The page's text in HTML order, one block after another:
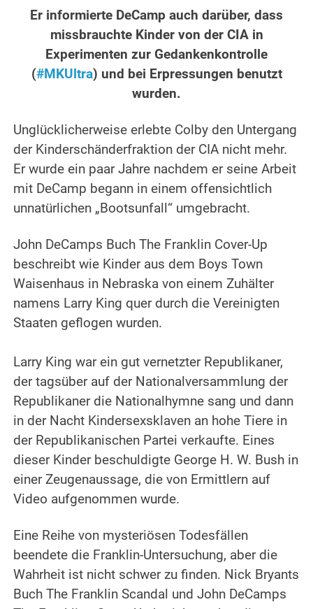
Er informierte DeCamp auch darüber, dass
missbrauchte Kinder von der CIA in
Experimenten zur Gedankenkontrolle
(#MKUltra) und bei Erpressungen benutzt
wurden.
Unglücklicherweise erlebte Colby den Untergang
der Kinderschänderfraktion der CIA nicht mehr.
Er wurde ein paar Jahre nachdem er seine Arbeit
mit DeCamp begann in einem offensichtlich
unnatürlichen „Bootsunfall“ umgebracht.
John DeCamps Buch The Franklin Cover-Up
beschreibt wie Kinder aus dem Boys Town
Waisenhaus in Nebraska von einem Zuhälter
namens Larry King quer durch die Vereinigten
Staaten geflogen wurden.
Larry King war ein gut vernetzter Republikaner,
der tagsüber auf der Nationalversammlung der
Republikaner die Nationalhymne sang und dann
in der Nacht Kindersexsklaven an hohe Tiere in
der Republikanischen Partei verkaufte. Eines
dieser Kinder beschuldigte George H. W. Bush in
einer Zeugenaussage, die von Ermittlern auf
Video aufgenommen wurde.
Eine Reihe von mysteriösen Todesfällen
beendete die Franklin-Untersuchung, aber die
Wahrheit ist nicht schwer zu finden. Nick Bryants
Buch The Franklin Scandal und John DeCamps